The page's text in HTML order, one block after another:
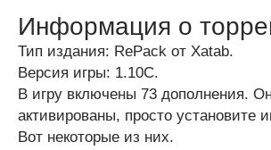
Информация о
Тип издания: RePack от Xatab.
Версия игры: 1.10C.
В игру включены 73 дополнения.
активированы, просто установите
Вот некоторые из них.